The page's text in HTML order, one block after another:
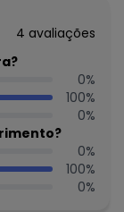
em
4 avaliações
0%
100%
0%
0%
100%
0%